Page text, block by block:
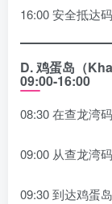
16:00 安全抵达
D.鸡蛋岛（
09:00-16:00
08:30 在查龙湾
09:00 从查龙湾
09:30 到达鸡蛋